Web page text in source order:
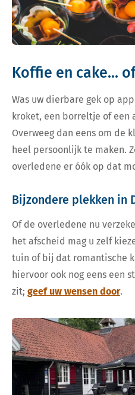
Koffie en cake...
Was uw dierbare gek op
kroket, een borreltje of een
Overweeg dan eens om de
heel persoonlijk te maken.
overledene er óók op dat
Bijzondere plekken in
Of de overledene nu
het afscheid mag u zelf
tuin of bij dat romantische
hiervoor ook nog eens een
zit; geef uw wensen door.